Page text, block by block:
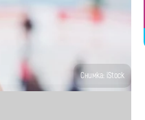
Снимка: iStock